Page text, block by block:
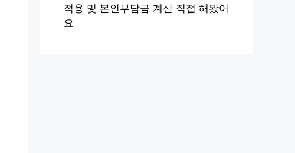
적용 및 본인부담금 계산 직접 해봤어
요